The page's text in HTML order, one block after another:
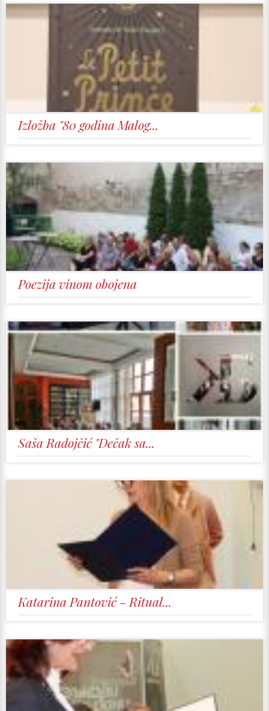
Izložba "80 godina Malog...
Poezija vinom obojena
Saša Radojčić "Dečak sa...
Katarina Pantović - Ritual...